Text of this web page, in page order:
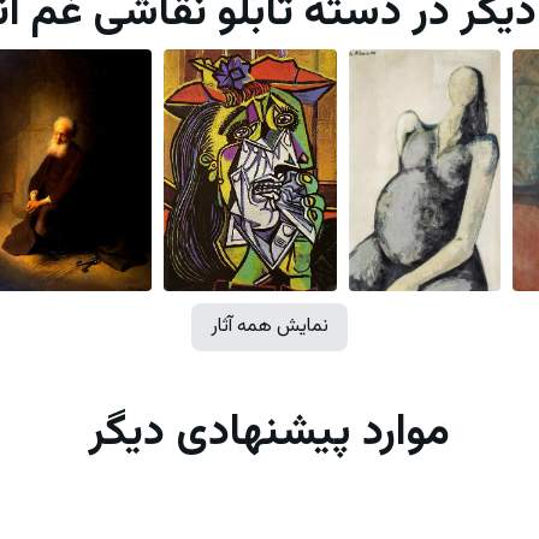
دیگر در دسته تابلو نقاشی غم
نمایش همه آثار
موارد پیشنهادی دیگر